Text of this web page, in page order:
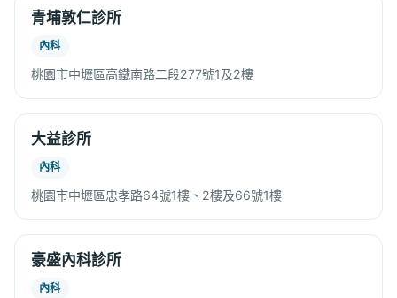
青埔敦仁診所
內科
桃園市中壢區高鐵南路二段277號1及2樓
大益診所
內科
桃園市中壢區忠孝路64號1樓、2樓及66號1樓
豪盛內科診所
內科